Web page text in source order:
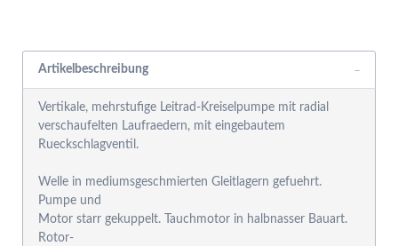
Artikelbeschreibung
Vertikale, mehrstufige Leitrad-Kreiselpumpe mit radial
verschaufelten Laufraedern, mit eingebautem
Rueckschlagventil.
Welle in mediumsgeschmierten Gleitlagern gefuehrt.
Pumpe und
Motor starr gekuppelt. Tauchmotor in halbnasser Bauart.
Rotor-